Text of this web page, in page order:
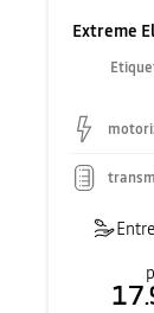
Extreme